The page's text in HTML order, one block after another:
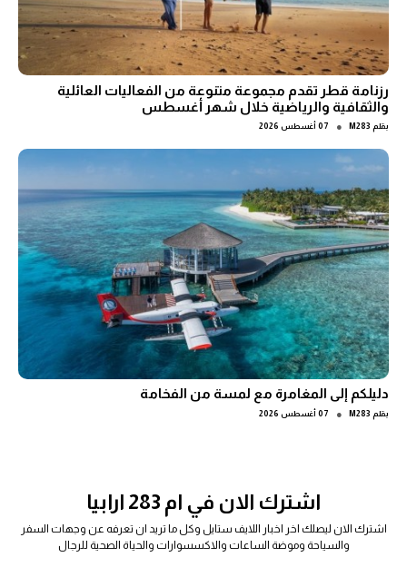
رزنامة قطر تقدم مجموعة متنوعة من الفعاليات العائلية
والثقافية والرياضية خلال شهر أغسطس
بقلم M283
● 07 أغسطس 2026
دليلكم إلى المغامرة مع لمسة من الفخامة
بقلم M283
● 07 أغسطس 2026
اشترك الان في ام 283 ارابيا
اشترك الان ليصلك اخر اخبار اللايف ستايل وكل ما تريد ان تعرفه عن وجهات السفر
والسياحة وموضة الساعات والاكسسوارات والحياة الصحية للرجال